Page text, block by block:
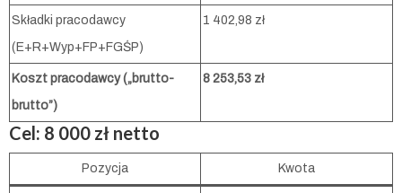
Składki pracodawcy
(E+R+Wyp+FP+FGŚP)
1 402,98 zł
Koszt pracodawcy („brutto-
brutto”)
8 253,53 zł
Cel: 8 000 zł netto
Pozycja Kwota